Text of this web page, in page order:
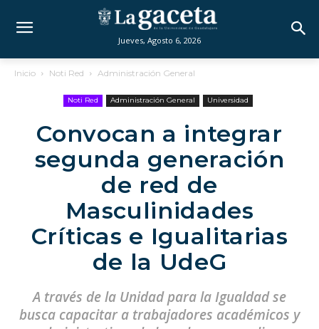
Jueves, Agosto 6, 2026
Inicio Noti Red Administración General
Noti Red Administración General Universidad
Convocan a integrar
segunda generación
de red de
Masculinidades
Críticas e Igualitarias
de la UdeG
A través de la Unidad para la Igualdad se
busca capacitar a trabajadores académicos y